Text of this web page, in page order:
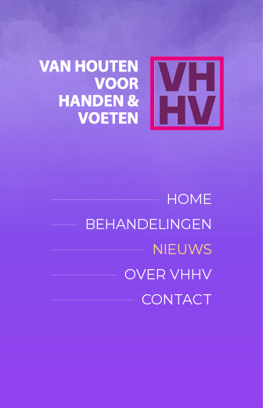
HOME
BEHANDELINGEN
NIEUWS
OVER VHHV
CONTACT